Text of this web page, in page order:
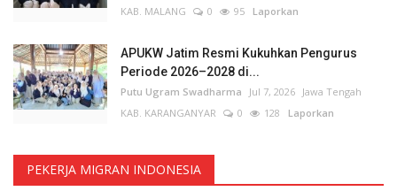
KAB. MALANG
0 95 Laporkan
APUKW Jatim Resmi Kukuhkan Pengurus
Periode 2026–2028 di...
Putu Ugram Swadharma Jul 7, 2026 Jawa Tengah
KAB. KARANGANYAR
0 128 Laporkan
PEKERJA MIGRAN INDONESIA